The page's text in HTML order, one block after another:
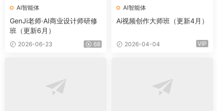
AI智能体
GenJi老师·AI商业设计师研修
班（更新6月）
2026-06-23 68
AI智能体
Ai视频创作大师班（更新4月）
2026-04-04 VIP